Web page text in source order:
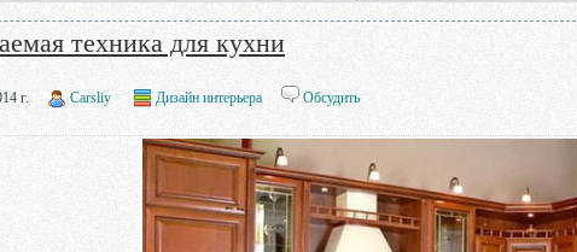
техника для кухни
г. Carsliy Дизайн интерьера Обсудить